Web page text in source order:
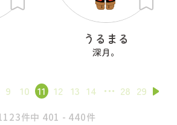
うるまる
深月。
9 10 11 12 13 14 28 29
件中 401 - 440件